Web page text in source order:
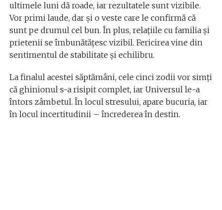
ultimele luni dă roade, iar rezultatele sunt vizibile.
Vor primi laude, dar și o veste care le confirmă că
sunt pe drumul cel bun. În plus, relațiile cu familia și
prietenii se îmbunătățesc vizibil. Fericirea vine din
sentimentul de stabilitate și echilibru.
La finalul acestei săptămâni, cele cinci zodii vor simți
că ghinionul s-a risipit complet, iar Universul le-a
întors zâmbetul. În locul stresului, apare bucuria, iar
în locul incertitudinii – încrederea în destin.